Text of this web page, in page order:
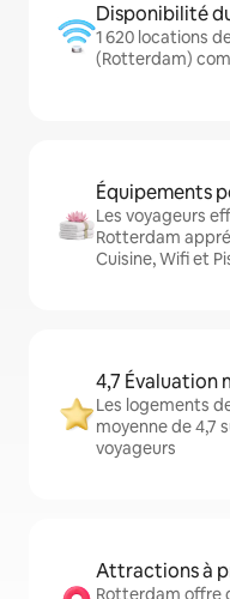
Disponibilité
1 620 locations
(Rotterdam)
Équipements
Les voyageurs
Rotterdam
Cuisine, Wifi et
4,7 Évaluation
Les logements
moyenne de 4,7
voyageurs
Attractions à
Rotterdam offre